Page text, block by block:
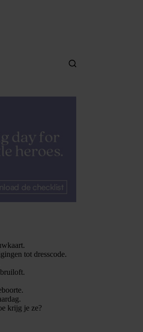
tot dresscode.
krijg je ze?